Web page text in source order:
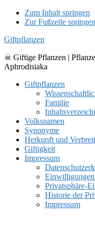
Zum Inhalt springen
Zur Fußzeile springen
Giftpflanzen
☠ Giftige Pflanzen |
Aphrodisiaka
Giftpflanzen
Familie
Volksnamen
Synonyme
Herkunft und
Giftigkeit
Impressum
Privatsphäre-
Historie der
Impressum